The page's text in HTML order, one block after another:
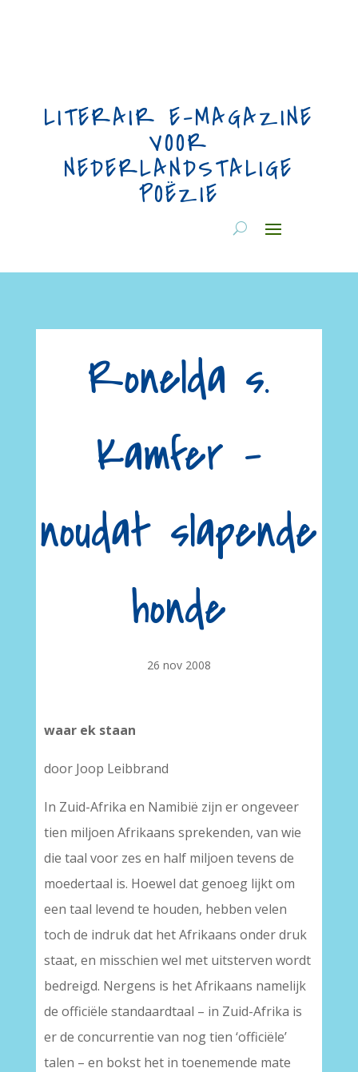
LITERAIR E-MAGAZINE
VOOR
NEDERLANDSTALIGE
POËZIE
Ronelda s.
Kamfer –
noudat slapende
honde
26 nov 2008
waar ek staan
door Joop Leibbrand
In Zuid-Afrika en Namibië zijn er ongeveer
tien miljoen Afrikaans sprekenden, van wie
die taal voor zes en half miljoen tevens de
moedertaal is. Hoewel dat genoeg lijkt om
een taal levend te houden, hebben velen
toch de indruk dat het Afrikaans onder druk
staat, en misschien wel met uitsterven wordt
bedreigd. Nergens is het Afrikaans namelijk
de officiële standaardtaal – in Zuid-Afrika is
er de concurrentie van nog tien ‘officiële’
talen – en bokst het in toenemende mate